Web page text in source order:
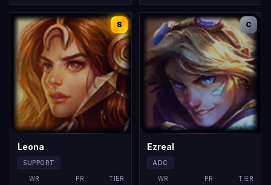
S
Leona
SUPPORT
WR PR TIER
C
Ezreal
ADC
WR PR TIER